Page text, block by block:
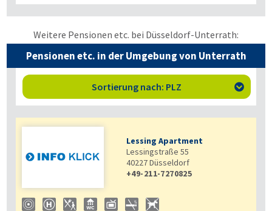
Weitere Pensionen etc. bei Düsseldorf-Unterrath:
Pensionen etc. in der Umgebung von Unterrath
Sortierung nach: PLZ 
Lessing Apartment
Lessingstraße 55
40227Düsseldorf
+49-211-7270825